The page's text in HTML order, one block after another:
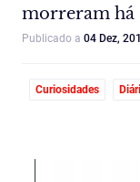
morreram há
Publicado a 04 Dez,
Curiosidades